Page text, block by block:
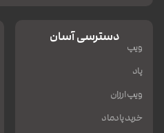
دسترسی آسان
ویپ
پاد
ویپ ارزان
خرید پادماد